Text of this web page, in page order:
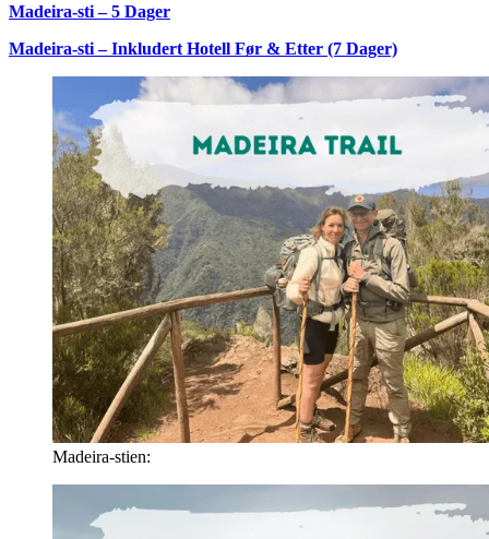
Madeira-sti – 5 Dager
Madeira-sti – Inkludert Hotell Før & Etter (7 Dager)
Madeira-stien: